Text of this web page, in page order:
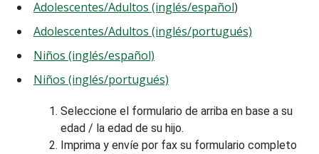
Adolescentes/Adultos (inglés/español)
Adolescentes/Adultos (inglés/portugués)
Niños (inglés/español)
Niños (inglés/portugués)
Seleccione el formulario de arriba en base a su
edad / la edad de su hijo.
Imprima y envíe por fax su formulario completo